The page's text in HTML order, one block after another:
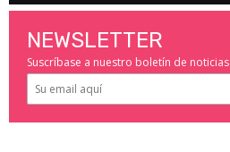
NEWSLETTER
Suscríbase a nuestro boletín de noticias